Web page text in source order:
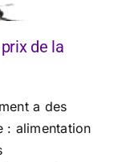
de la
a des
: alimentation